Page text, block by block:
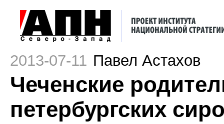
2013-07-11 Павел Астахов
Чеченские
петербургских